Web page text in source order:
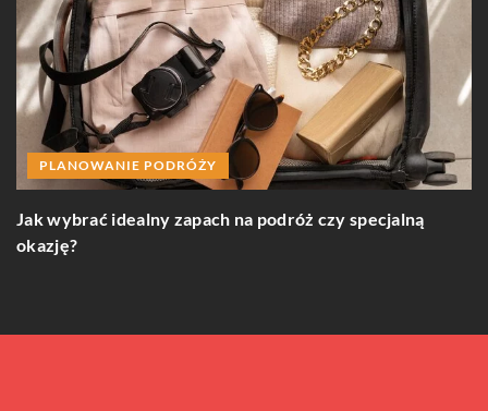
PLANOWANIE PODRÓŻY
Jak wybrać idealny zapach na podróż czy specjalną
okazję?